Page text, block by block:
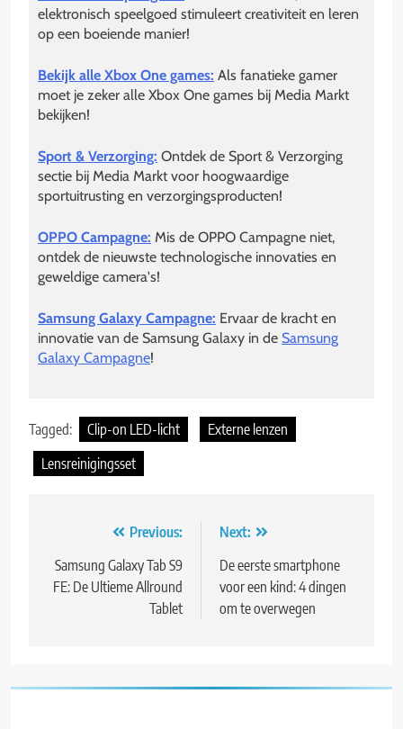
elektronisch speelgoed stimuleert creativiteit en leren
op een boeiende manier!
Bekijk alle Xbox One games: Als fanatieke gamer
moet je zeker alle Xbox One games bij Media Markt
bekijken!
Sport & Verzorging: Ontdek de Sport & Verzorging
sectie bij Media Markt voor hoogwaardige
sportuitrusting en verzorgingsproducten!
OPPO Campagne: Mis de OPPO Campagne niet,
ontdek de nieuwste technologische innovaties en
geweldige camera's!
Samsung Galaxy Campagne: Ervaar de kracht en
innovatie van de Samsung Galaxy in de Samsung
Galaxy Campagne!
Tagged: Clip-on LED-licht
Externe lenzen
Lensreinigingsset
navigatie
Previous:
Samsung Galaxy Tab S9
FE: De Ultieme Allround
Tablet
Next:
De eerste smartphone
voor een kind: 4 dingen
om te overwegen